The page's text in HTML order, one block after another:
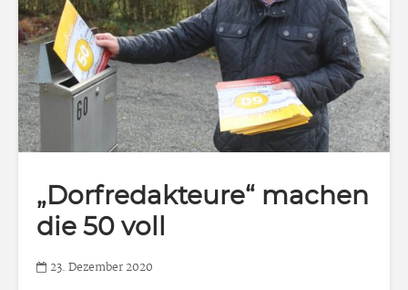
„Dorfredakteure“ machen
die 50 voll
23. Dezember 2020